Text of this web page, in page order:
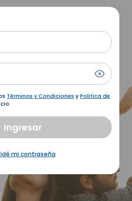
Términos y Condiciones yPolitica de
Ingresar
mi contraseña